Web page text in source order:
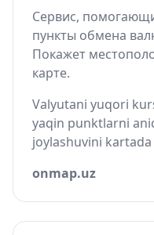
Сервис,
пункты обмена
Покажет
карте.
Valyutani yuqori
yaqin punktlarni
joylashuvini kartada
onmap.uz